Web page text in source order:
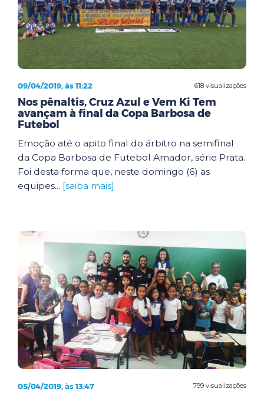
618 visualizações
09/04/2019, às 11:22
Nos pênaltis, Cruz Azul e Vem Ki Tem
avançam à final da Copa Barbosa de
Futebol
Emoção até o apito final do árbitro na semifinal
da Copa Barbosa de Futebol Amador, série Prata.
Foi desta forma que, neste domingo (6) as
equipes... [saiba mais]
799 visualizações
05/04/2019, às 13:47